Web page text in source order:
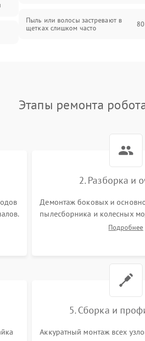
Пыль или волосы застревают в
щетках слишком часто
Этапы ремонта
2. Разборка и
Демонтаж боковых и
пылесборника и колесных
корпуса робота. Тщательная
Подробнее
5. Сборка и
Аккуратный монтаж всех